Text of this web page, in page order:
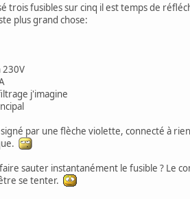
trois fusibles sur cinq il est temps de
plus grand chose:
230V
j'imagine
par une flèche violette, connecté à
sauter instantanément le fusible ? Le
se tenter.